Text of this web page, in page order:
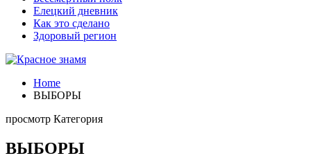
Елецкий дневник
Как это сделано
Здоровый регион
Home
ВЫБОРЫ
просмотр Категория
ВЫБОРЫ